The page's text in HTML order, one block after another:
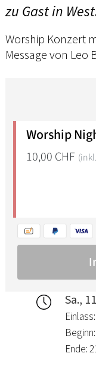
zu Gast in
Worship Konzert
Message von Leo
Sa.,
Ende: